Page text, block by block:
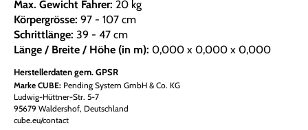
Max. Gewicht Fahrer: 20 kg
Körpergrösse: 97 - 107 cm
Schrittlänge: 39 - 47 cm
Länge / Breite / Höhe (in m): 0,000 x 0,000 x 0,000
Herstellerdaten gem. GPSR
Marke CUBE: Pending System GmbH & Co. KG
Ludwig-Hüttner-Str. 5-7
95679 Waldershof, Deutschland
cube.eu/contact